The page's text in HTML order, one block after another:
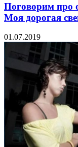
Поговорим про
Моя дорогая
01.07.2019